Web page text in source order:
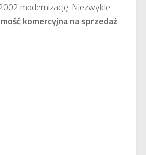
modernizację. Niezwykle
komercyjnana sprzedaż